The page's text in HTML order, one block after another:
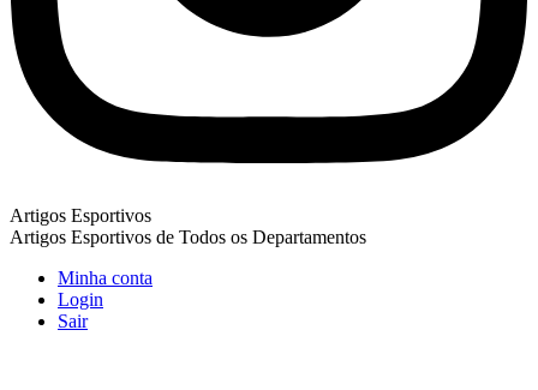
Artigos Esportivos
Artigos Esportivos de Todos os Departamentos
Minha conta
Login
Sair